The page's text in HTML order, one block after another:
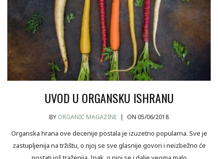
UVOD U ORGANSKU ISHRANU
BY ORGANIC MAGAZINE | ON 05/06/2018
Organska hrana ove decenije postala je izuzetno popularna. Sve je
zastupljenija na tržištu, o njoj se sve glasnije govori i neizbežno će